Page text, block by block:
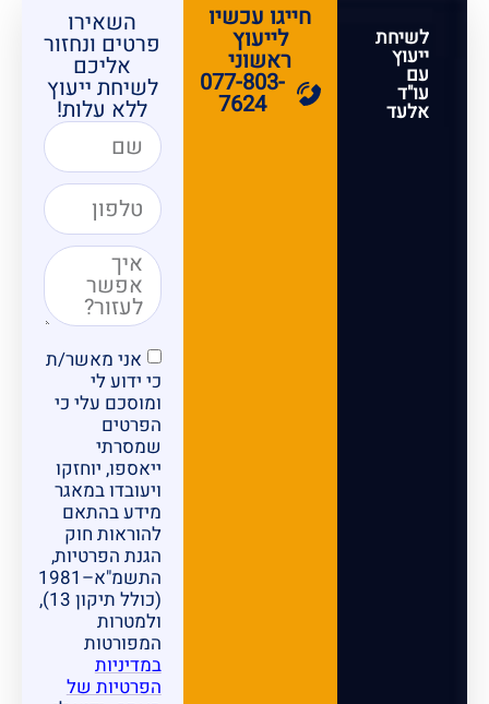
לשיחת
ייעוץ
עם
עו"ד
אלעד
חייגו עכשיו
לייעוץ
ראשוני
077-803-
7624
השאירו
פרטים ונחזור
אליכם
לשיחת ייעוץ
ללא עלות!
אני מאשר/ת
כי ידוע לי
ומוסכם עלי כי
הפרטים
שמסרתי
ייאספו, יוחזקו
ויעובדו במאגר
מידע בהתאם
להוראות חוק
הגנת הפרטיות,
התשמ"א–1981
(כולל תיקון 13),
ולמטרות
המפורטות
במדיניות
הפרטיות של